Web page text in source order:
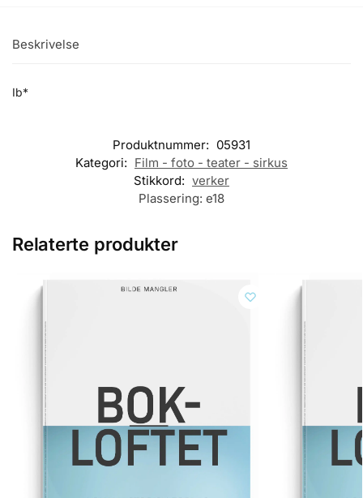
Beskrivelse
Ib*
Produktnummer: 05931
Kategori: Film - foto - teater - sirkus
Stikkord: verker
Plassering: e18
Relaterte produkter